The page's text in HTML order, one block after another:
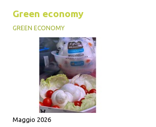
Green economy
GREEN ECONOMY
Maggio 2026